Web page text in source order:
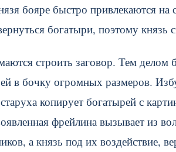
бояре быстро привлекаются на
богатыри, поэтому князь
строить заговор. Тем делом
в бочку огромных размеров.
копирует богатырей с
фрейлина вызывает из
а князь под их воздействие,